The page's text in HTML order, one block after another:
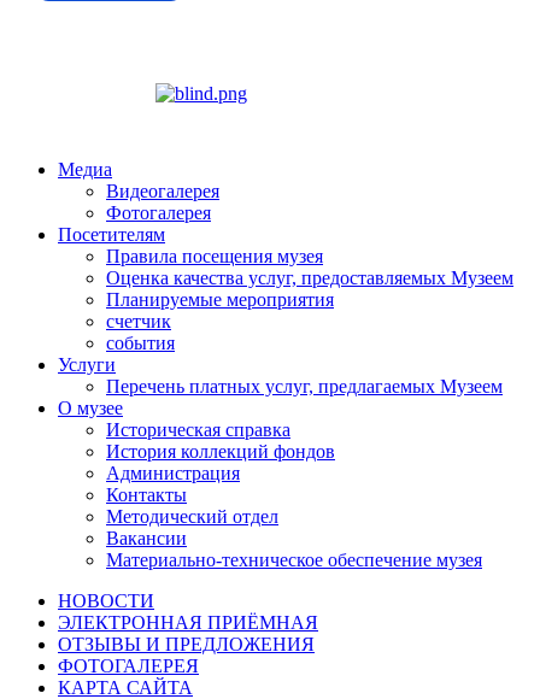
Медиа
Видеогалерея
Фотогалерея
Посетителям
Правила посещения музея
Оценка качества услуг, предоставляемых Музеем
Планируемые мероприятия
счетчик
события
Услуги
Перечень платных услуг, предлагаемых Музеем
О музее
Историческая справка
История коллекций фондов
Администрация
Контакты
Методический отдел
Вакансии
Материально-техническое обеспечение музея
НОВОСТИ
ЭЛЕКТРОННАЯ ПРИЁМНАЯ
ОТЗЫВЫ И ПРЕДЛОЖЕНИЯ
ФОТОГАЛЕРЕЯ
КАРТА САЙТА